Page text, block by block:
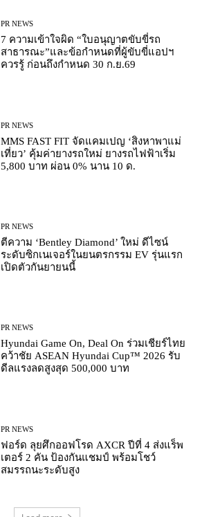
PR NEWS
7 ความเข้าใจผิด “ใบอนุญาตขับขี่รถ
สาธารณะ”และข้อกำหนดที่ผู้ขับขี่แอปฯ
ควรรู้ ก่อนถึงกำหนด 30 ก.ย.69
PR NEWS
MMS FAST FIT จัดแคมเปญ ‘สิงหาพาแม่
เที่ยว’ คุ้มค่ายางรถใหม่ ยางรถไฟฟ้าเริ่ม
5,800 บาท ผ่อน 0% นาน 10 ด.
PR NEWS
ตีความ ‘Bentley Diamond’ ใหม่ ดีไซน์
ระดับซิกเนเจอร์ในยนตรกรรม EV รุ่นแรก
เปิดตัวกันยายนนี้
PR NEWS
Hyundai Game On, Deal On ร่วมเชียร์ไทย
คว้าชัย ASEAN Hyundai Cup™ 2026 รับ
ดีลแรงลดสูงสุด 500,000 บาท
PR NEWS
ฟอร์ด ลุยศึกออฟโรด AXCR ปีที่ 4 ส่งแร็พ
เตอร์ 2 คัน ป้องกันแชมป์ พร้อมโชว์
สมรรถนะระดับสูง